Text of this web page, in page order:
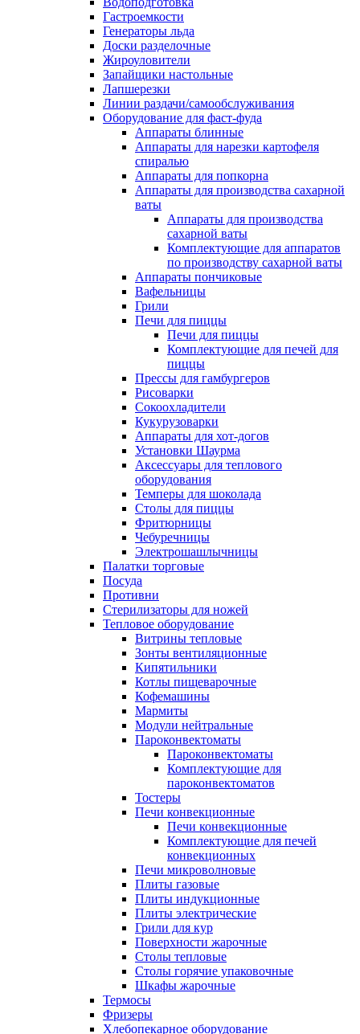
Гастроемкости
Генераторы льда
Доски разделочные
Жироуловители
Запайщики настольные
Лапшерезки
Линии раздачи/самообслуживания
Оборудование для фаст-фуда
Аппараты блинные
Аппараты для нарезки картофеля
спиралью
Аппараты для попкорна
Аппараты для производства сахарной
ваты
Аппараты для производства
сахарной ваты
Комплектующие для аппаратов
по производству сахарной ваты
Аппараты пончиковые
Вафельницы
Грили
Печи для пиццы
Печи для пиццы
Комплектующие для печей для
пиццы
Прессы для гамбургеров
Рисоварки
Сокоохладители
Кукурузоварки
Аппараты для хот-догов
Установки Шаурма
Аксессуары для теплового
оборудования
Темперы для шоколада
Столы для пиццы
Фритюрницы
Чебуречницы
Электрошашлычницы
Палатки торговые
Посуда
Противни
Стерилизаторы для ножей
Тепловое оборудование
Витрины тепловые
Зонты вентиляционные
Кипятильники
Котлы пищеварочные
Кофемашины
Мармиты
Модули нейтральные
Пароконвектоматы
Пароконвектоматы
Комплектующие для
пароконвектоматов
Тостеры
Печи конвекционные
Печи конвекционные
Комплектующие для печей
конвекционных
Печи микроволновые
Плиты газовые
Плиты индукционные
Плиты электрические
Грили для кур
Поверхности жарочные
Столы тепловые
Столы горячие упаковочные
Шкафы жарочные
Термосы
Фризеры
Хлебопекарное оборудование